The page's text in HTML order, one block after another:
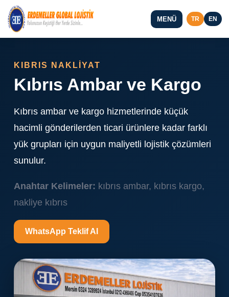
MENÜ TR EN
KIBRIS NAKLİYAT
Kıbrıs Ambar ve Kargo
Kıbrıs ambar ve kargo hizmetlerinde küçük
hacimli gönderilerden ticari ürünlere kadar farklı
yük grupları için uygun maliyetli lojistik çözümleri
sunulur.
Anahtar Kelimeler: kıbrıs ambar, kıbrıs kargo,
nakliye kıbrıs
WhatsApp Teklif Al